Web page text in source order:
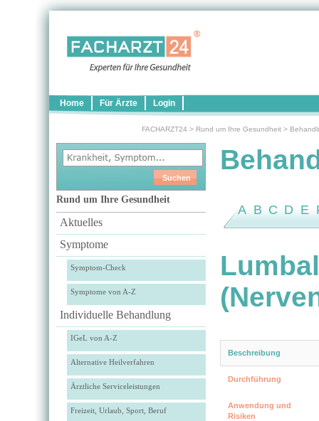
Home Für Ärzte Login
FACHARZT24 > Rund um Ihre Gesundheit >
Rund um Ihre Gesundheit
Aktuelles
Symptome
Symptom-Check
Symptome von A-Z
Individuelle Behandlung
IGeL von A-Z
Alternative Heilverfahren
Ärztliche Serviceleistungen
Freizeit, Urlaub, Sport, Beruf
A B C D E
Beschreibung
Durchführung
Anwendung und
Risiken